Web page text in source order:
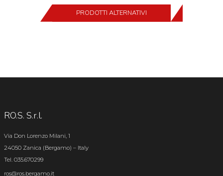
PRODOTTI ALTERNATIVI
RO.S. S.r.l.
Via Don Lorenzo Milani, 1
24050 Zanica (Bergamo) – Italy
Tel. 035.670299
ros@ros.bergamo.it